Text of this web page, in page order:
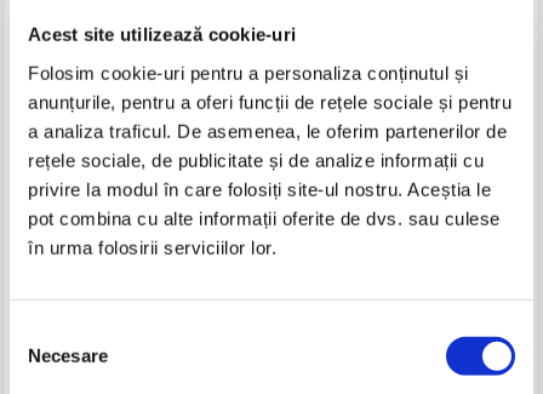
Acest site utilizează cookie-uri
Folosim cookie-uri pentru a personaliza conținutul și
anunțurile, pentru a oferi funcții de rețele sociale și pentru
a analiza traficul. De asemenea, le oferim partenerilor de
rețele sociale, de publicitate și de analize informații cu
privire la modul în care folosiți site-ul nostru. Aceștia le
pot combina cu alte informații oferite de dvs. sau culese
în urma folosirii serviciilor lor.
consimțământului
Necesare
V. Smirnov - Cours de
(volumul 2)
34,00Lei 23,80
Adaugă în coș
Georg Michael Ionescu - Calculul
tensorial pentru stiintele
ingineresti
Lei
Adaugă în coș